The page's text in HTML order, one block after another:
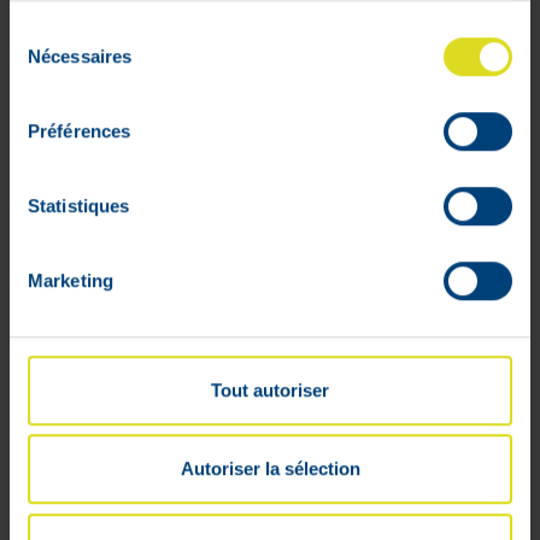
Nécessaires
Préférences
Statistiques
Marketing
Tout autoriser
Autoriser la sélection